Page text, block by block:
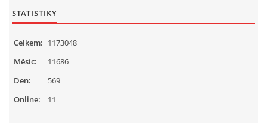
STATISTIKY
Online: 11
Celkem: 1173048
Měsíc:
11686
Den:
569